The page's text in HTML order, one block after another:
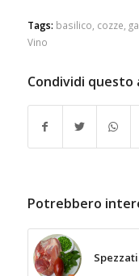
Tags: basilico, cozze,
Vino
Condividi questo
Potrebbero